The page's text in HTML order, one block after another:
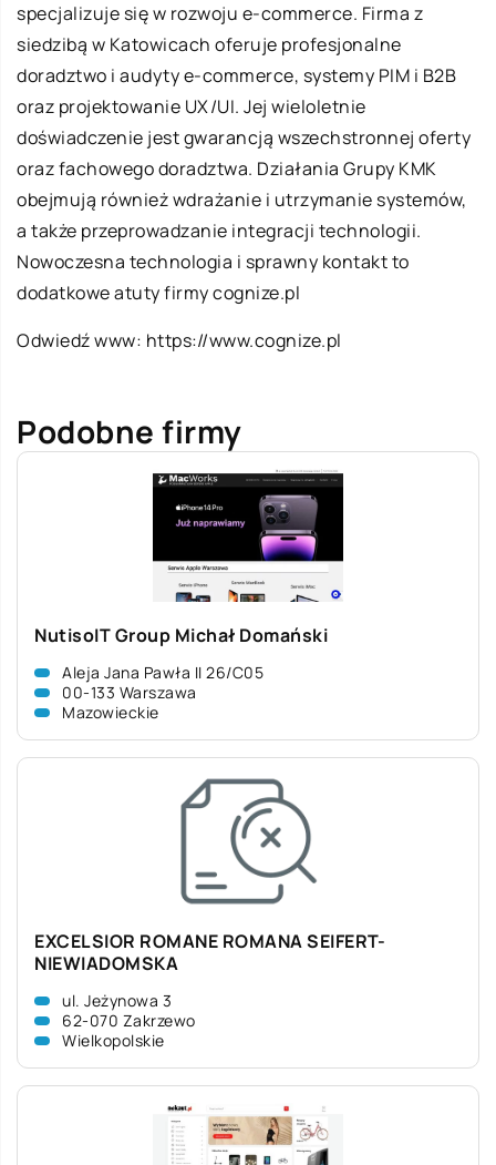
specjalizuje się w rozwoju e-commerce. Firma z
siedzibą w Katowicach oferuje profesjonalne
doradztwo i audyty e-commerce, systemy PIM i B2B
oraz projektowanie UX/UI. Jej wieloletnie
doświadczenie jest gwarancją wszechstronnej oferty
oraz fachowego doradztwa. Działania Grupy KMK
obejmują również wdrażanie i utrzymanie systemów,
a także przeprowadzanie integracji technologii.
Nowoczesna technologia i sprawny kontakt to
dodatkowe atuty firmy cognize.pl
Odwiedź www: https://www.cognize.pl
Podobne firmy
NutisoIT Group Michał Domański
Aleja Jana Pawła II 26/C05
00-133 Warszawa
Mazowieckie
EXCELSIOR ROMANE ROMANA SEIFERT-
NIEWIADOMSKA
ul. Jeżynowa 3
62-070 Zakrzewo
Wielkopolskie